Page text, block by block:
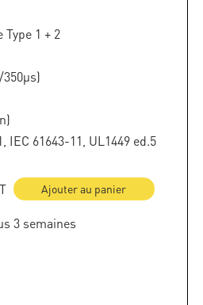
1 + 2
IEC 61643-11, UL1449 ed.5
Ajouter au panier
3 semaines